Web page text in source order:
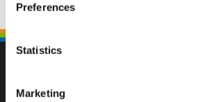
Preferences
Statistics
Marketing